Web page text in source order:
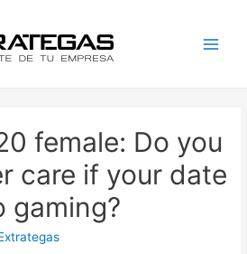
female: Do you
care if your date
gaming?